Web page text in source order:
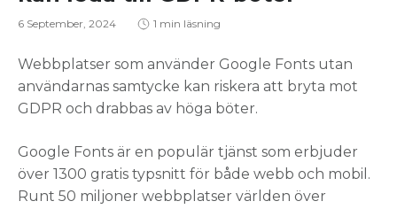
6 September, 2024 1 min läsning
Webbplatser som använder Google Fonts utan
användarnas samtycke kan riskera att bryta mot
GDPR och drabbas av höga böter.
Google Fonts är en populär tjänst som erbjuder
över 1300 gratis typsnitt för både webb och mobil.
Runt 50 miljoner webbplatser världen över